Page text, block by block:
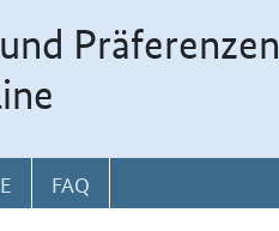
Präferenzen
FAQ